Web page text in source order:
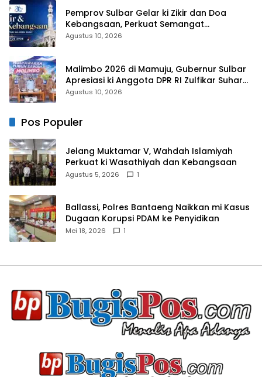
Pemprov Sulbar Gelar ki Zikir dan Doa
Kebangsaan, Perkuat Semangat
Kemerdekaan dan Persatuan
Agustus 10, 2026
Malimbo 2026 di Mamuju, Gubernur Sulbar
Apresiasi ki Anggota DPR RI Zulfikar Suhardi,
Petani Mamuju Dapat Alsintan dan Pupuk
Agustus 10, 2026
Pos Populer
Jelang Muktamar V, Wahdah Islamiyah
Perkuat ki Wasathiyah dan Kebangsaan
Agustus 5, 2026 1
Ballassi, Polres Bantaeng Naikkan mi Kasus
Dugaan Korupsi PDAM ke Penyidikan
Mei 18, 2026 1